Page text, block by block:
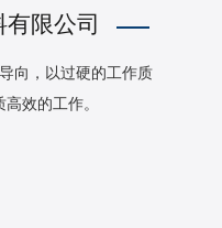
限公司
向，以过硬的工作质
效的工作。